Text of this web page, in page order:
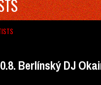
Berlínský DJ